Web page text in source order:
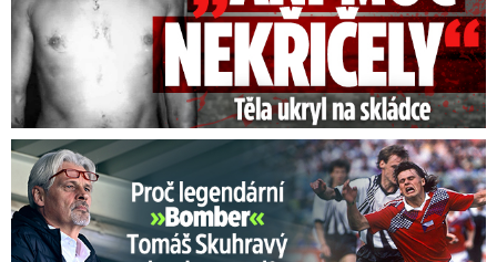
Proč Skuhravý zbankrotoval? Prasklo, kde dluží miliony!